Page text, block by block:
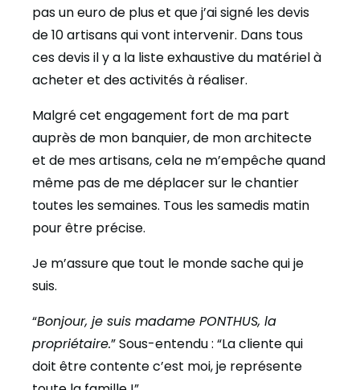
pas un euro de plus et que j’ai signé les devis
de 10 artisans qui vont intervenir. Dans tous
ces devis il y a la liste exhaustive du matériel à
acheter et des activités à réaliser.
Malgré cet engagement fort de ma part
auprès de mon banquier, de mon architecte
et de mes artisans, cela ne m’empêche quand
même pas de me déplacer sur le chantier
toutes les semaines. Tous les samedis matin
pour être précise.
Je m’assure que tout le monde sache qui je
suis.
“Bonjour, je suis madame PONTHUS, la
propriétaire.” Sous-entendu : “La cliente qui
doit être contente c’est moi, je représente